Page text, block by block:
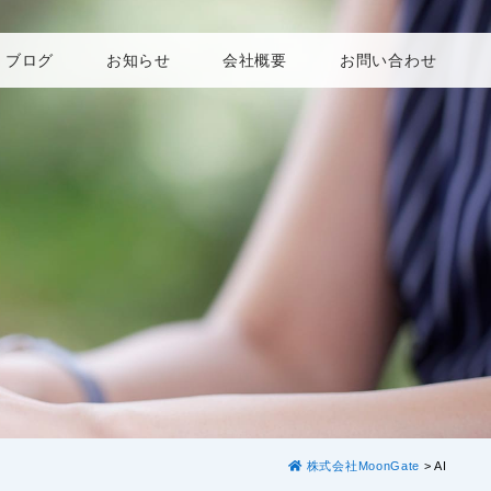
ブログ お知らせ 会社概要 お問い合わせ
株式会社MoonGate >AI